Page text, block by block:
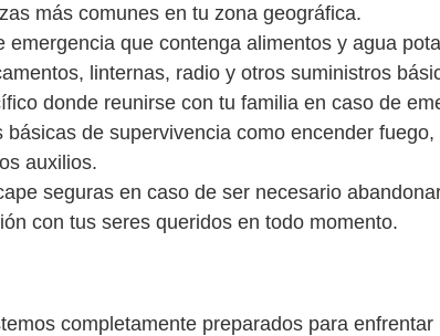
más comunes en tu zona geográfica.
emergencia que contenga alimentos y agua
linternas, radio y otros suministros
donde reunirse con tu familia en caso de
básicas de supervivencia como encender fuego,
auxilios.
seguras en caso de ser necesario
con tus seres queridos en todo momento.
completamente preparados para